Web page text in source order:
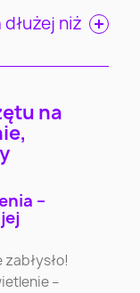
niż
na
–
–